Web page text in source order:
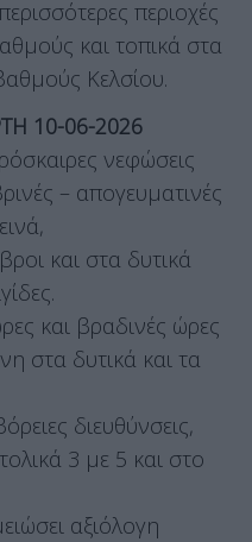
περιοχές
και τοπικά στα
Κελσίου.
10-06-2026
νεφώσεις
– απογευματινές
και στα δυτικά
και βραδινές ώρες
στα δυτικά και τα
διευθύνσεις,
3 με 5 και στο
αξιόλογη